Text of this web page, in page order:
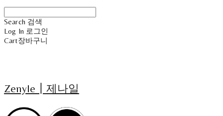
Search 검색
Log In 로그인
Cart장바구니
Zenyle┃제나일